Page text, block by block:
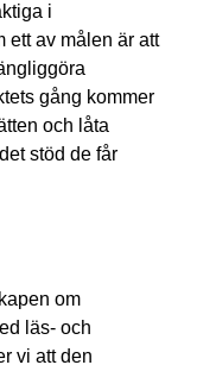
i
ett av målen är att
gång kommer
och låta
stöd de får
om
läs- och
vi att den